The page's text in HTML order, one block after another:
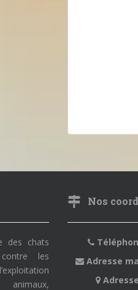
des chats
les
Nos
Adresse
Adresse